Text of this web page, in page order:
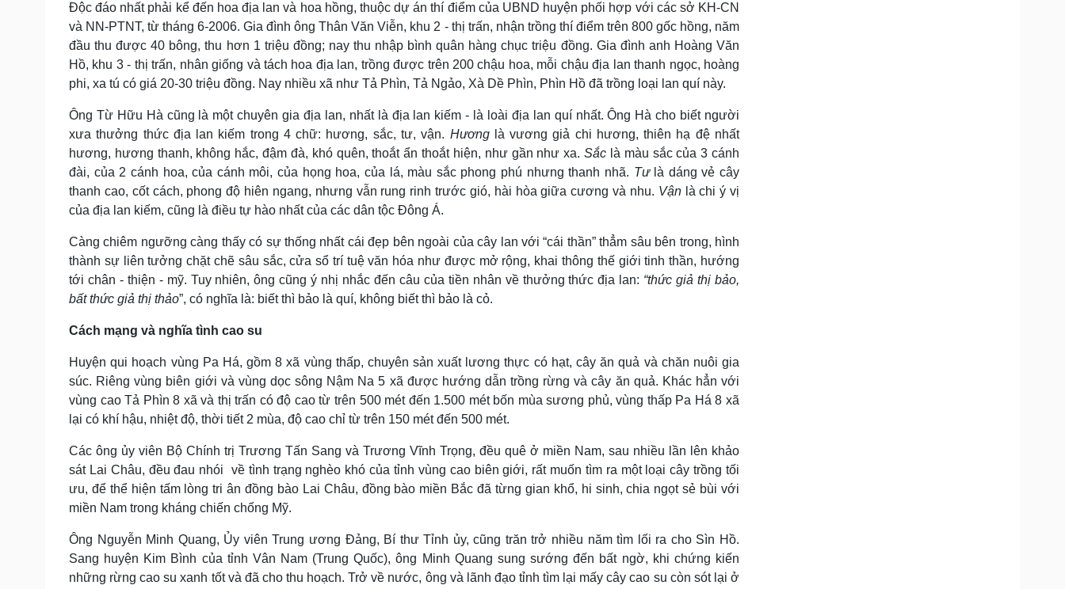
Độc đáo nhất phải kể đến hoa địa lan và hoa hồng, thuộc dự án thí điểm của UBND huyện phối hợp với các sở KH-CN
và NN-PTNT, từ tháng 6-2006. Gia đình ông Thân Văn Viễn, khu 2 - thị trấn, nhận trồng thí điểm trên 800 gốc hồng, năm
đầu thu được 40 bông, thu hơn 1 triệu đồng; nay thu nhập bình quân hàng chục triệu đồng. Gia đình anh Hoàng Văn
Hồ, khu 3 - thị trấn, nhân giống và tách hoa địa lan, trồng được trên 200 chậu hoa, mỗi chậu địa lan thanh ngọc, hoàng
phi, xa tú có giá 20-30 triệu đồng. Nay nhiều xã như Tả Phìn, Tả Ngảo, Xà Dề Phìn, Phìn Hồ đã trồng loại lan quí này.
Ông Từ Hữu Hà cũng là một chuyên gia địa lan, nhất là địa lan kiếm - là loài địa lan quí nhất. Ông Hà cho biết người
xưa thưởng thức địa lan kiếm trong 4 chữ: hương, sắc, tư, vận. Hươnglà vương giả chi hương, thiên hạ đệ nhất
hương, hương thanh, không hắc, đậm đà, khó quên, thoắt ẩn thoắt hiện, như gần như xa.Sắc là màu sắc của 3 cánh
đài, của 2 cánh hoa, của cánh môi, của họng hoa, của lá, màu sắc phong phú nhưng thanh nhã. Tưlà dáng vẻ cây
thanh cao, cốt cách, phong độ hiên ngang, nhưng vẫn rung rinh trước gió, hài hòa giữa cương và nhu. Vậnlà chi ý vị
của địa lan kiếm, cũng là điều tự hào nhất của các dân tộc Đông Á.
Càng chiêm ngưỡng càng thấy có sự thống nhất cái đẹp bên ngoài của cây lan với “cái thần” thẳm sâu bên trong, hình
thành sự liên tưởng chặt chẽ sâu sắc, cửa sổ trí tuệ văn hóa như được mở rộng, khai thông thế giới tinh thần, hướng
tới chân - thiện - mỹ. Tuy nhiên, ông cũng ý nhị nhắc đến câu của tiền nhân về thưởng thức địa lan: “thức giả thị bảo,
bất thức giả thị thảo”, có nghĩa là: biết thì bảo là quí, không biết thì bảo là cỏ.
Cách mạng và nghĩa tình cao su
Huyện qui hoạch vùng Pa Há, gồm 8 xã vùng thấp, chuyên sản xuất lương thực có hạt, cây ăn quả và chăn nuôi gia
súc. Riêng vùng biên giới và vùng dọc sông Nậm Na 5 xã được hướng dẫn trồng rừng và cây ăn quả. Khác hẳn với
vùng cao Tả Phìn 8 xã và thị trấn có độ cao từ trên 500 mét đến 1.500 mét bốn mùa sương phủ, vùng thấp Pa Há 8 xã
lại có khí hậu, nhiệt độ, thời tiết 2 mùa, độ cao chỉ từ trên 150 mét đến 500 mét.
Các ông ủy viên Bộ Chính trị Trương Tấn Sang và Trương Vĩnh Trọng, đều quê ở miền Nam, sau nhiều lần lên khảo
sát Lai Châu, đều đau nhói về tình trạng nghèo khó của tỉnh vùng cao biên giới, rất muốn tìm ra một loại cây trồng tối
ưu, để thể hiện tấm lòng tri ân đồng bào Lai Châu, đồng bào miền Bắc đã từng gian khổ, hi sinh, chia ngọt sẻ bùi với
miền Nam trong kháng chiến chống Mỹ.
Ông Nguyễn Minh Quang, Ủy viên Trung ương Đảng, Bí thư Tỉnh ủy, cũng trăn trở nhiều năm tìm lối ra cho Sìn Hồ.
Sang huyện Kim Bình của tỉnh Vân Nam (Trung Quốc), ông Minh Quang sung sướng đến bất ngờ, khi chứng kiến
những rừng cao su xanh tốt và đã cho thu hoạch. Trở về nước, ông và lãnh đạo tỉnh tìm lại mấy cây cao su còn sót lại ở